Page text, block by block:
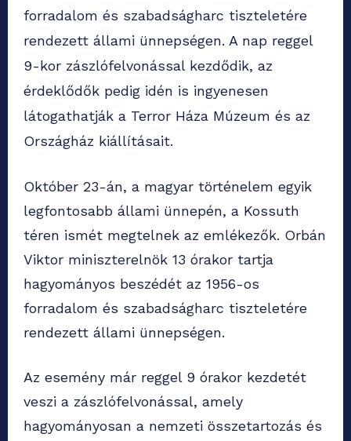
forradalom és szabadságharc tiszteletére
rendezett állami ünnepségen. A nap reggel
9-kor zászlófelvonással kezdődik, az
érdeklődők pedig idén is ingyenesen
látogathatják a Terror Háza Múzeum és az
Országház kiállításait.
Október 23-án, a magyar történelem egyik
legfontosabb állami ünnepén, a Kossuth
téren ismét megtelnek az emlékezők. Orbán
Viktor miniszterelnök 13 órakor tartja
hagyományos beszédét az 1956-os
forradalom és szabadságharc tiszteletére
rendezett állami ünnepségen.
Az esemény már reggel 9 órakor kezdetét
veszi a zászlófelvonással, amely
hagyományosan a nemzeti összetartozás és